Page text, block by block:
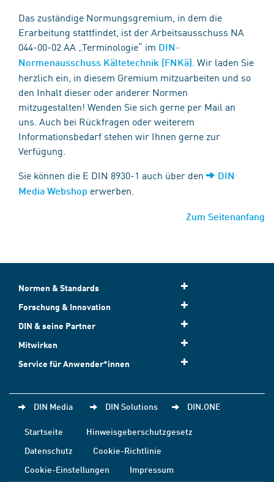
Das zuständige Normungsgremium, in dem die
Erarbeitung stattfindet, ist der Arbeitsausschuss NA
044-00-02 AA „Terminologie“ im DIN-
Normenausschuss Kältetechnik (FNKä) . Wir laden Sie
herzlich ein, in diesem Gremium mitzuarbeiten und so
den Inhalt dieser oder anderer Normen
mitzugestalten! Wenden Sie sich gerne per Mail an
uns. Auch bei Rückfragen oder weiterem
Informationsbedarf stehen wir Ihnen gerne zur
Verfügung.
Sie können die E DIN 8930-1 auch über den
DIN
Media Webshop erwerben.
Zum Seitenanfang
Normen & Standards
Forschung & Innovation
DIN & seine Partner
Mitwirken
Service für Anwender*innen
DIN Media DIN Solutions DIN.ONE
Startseite
Hinweisgeberschutzgesetz
Datenschutz
Cookie-Richtlinie
Cookie-Einstellungen
Impressum